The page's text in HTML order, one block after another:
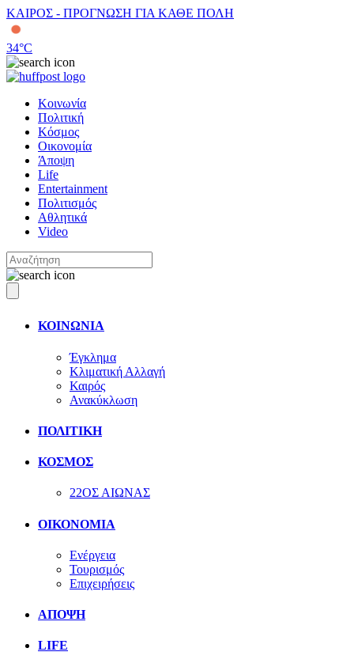
ΚΑΙΡΟΣ - ΠΡΟΓΝΩΣΗ ΓΙΑ ΚΑΘΕ ΠΟΛΗ
34°C
Κοινωνία
Πολιτική
Κόσμος
Οικονομία
Άποψη
Life
Entertainment
Πολιτισμός
Αθλητικά
Video
ΚΟΙΝΩΝΙΑ
Έγκλημα
Κλιματική Αλλαγή
Καιρός
Ανακύκλωση
ΠΟΛΙΤΙΚΗ
ΚΟΣΜΟΣ
22ΟΣ ΑΙΩΝΑΣ
ΟΙΚΟΝΟΜΙΑ
Ενέργεια
Τουρισμός
Επιχειρήσεις
ΑΠΟΨΗ
LIFE